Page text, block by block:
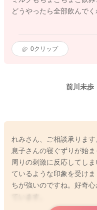
どうやったら全部飲んでく
0クリップ
前川未歩
れみさん、ご相談承ります
息子さんの寝ぐずりが始ま
周りの刺激に反応してし
ているような印象を受け
ちが強いのですね。好奇